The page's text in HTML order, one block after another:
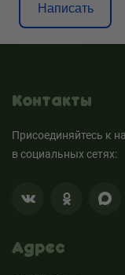
Написать
Контакты
Присоединяйтесь к
в социальных сетях:
Адрес